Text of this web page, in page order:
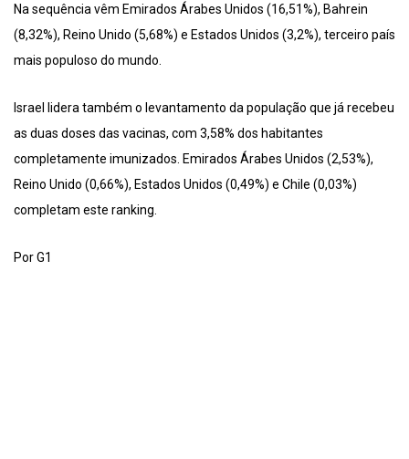
Na sequência vêm Emirados Árabes Unidos (16,51%), Bahrein
(8,32%), Reino Unido (5,68%) e Estados Unidos (3,2%), terceiro país
mais populoso do mundo.
Israel lidera também o levantamento da população que já recebeu
as duas doses das vacinas, com 3,58% dos habitantes
completamente imunizados. Emirados Árabes Unidos (2,53%),
Reino Unido (0,66%), Estados Unidos (0,49%) e Chile (0,03%)
completam este ranking.
Por G1